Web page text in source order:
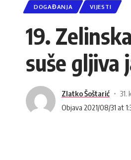
DOGAĐANJA VIJESTI
19.
suše gljiva
Zlatko Šoštarić
31.
Objava 2021/08/31 at